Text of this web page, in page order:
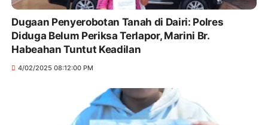
Dugaan Penyerobotan Tanah di Dairi: Polres
Diduga Belum Periksa Terlapor, Marini Br.
Habeahan Tuntut Keadilan
4/02/2025 08:12:00 PM